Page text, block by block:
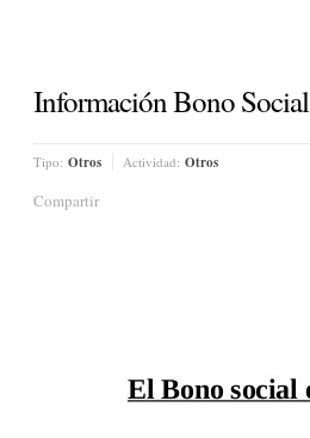
Información Bono Social
Tipo: Otros Actividad: Otros
Compartir